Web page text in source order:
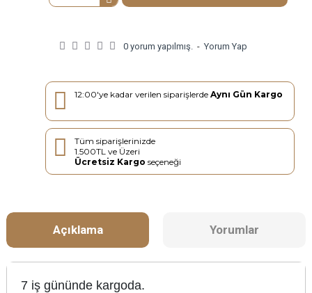
0 yorum yapılmış. - Yorum Yap
12:00'ye kadar verilen siparişlerde Aynı Gün Kargo
Tüm siparişlerinizde
1.500TL ve Üzeri
Ücretsiz Kargo seçeneği
Açıklama Yorumlar
7 iş gününde kargoda.